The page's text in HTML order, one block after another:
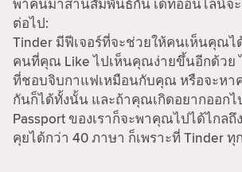
ต่อไป:
Tinder มีฟีเจอร์ที่จะช่วยให้คนเห็นคุณไ
คนที่คุณ Like ไปเห็นคุณง่ายขึ้นอีกด้วย
ที่ชอบจิบกาแฟเหมือนกับคุณ หรือจะหา
กันก็ได้ทั้งนั้น และถ้าคุณเกิดอยากออกไ
Passport ของเราก็จะพาคุณไปได้ไกลถึ
คุยได้กว่า 40 ภาษา ก็เพราะที่ Tinder ทุ